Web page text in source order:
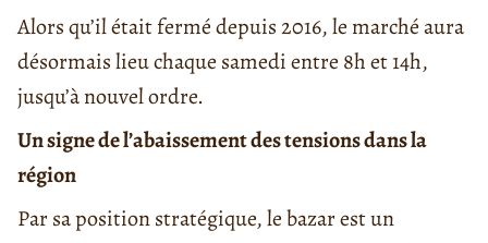
Alors qu’il était fermé depuis 2016, le marché aura
désormais lieu chaque samedi entre 8h et 14h,
jusqu’à nouvel ordre.
Un signe de l’abaissement des tensions dans la
région
Par sa position stratégique, le bazar est un